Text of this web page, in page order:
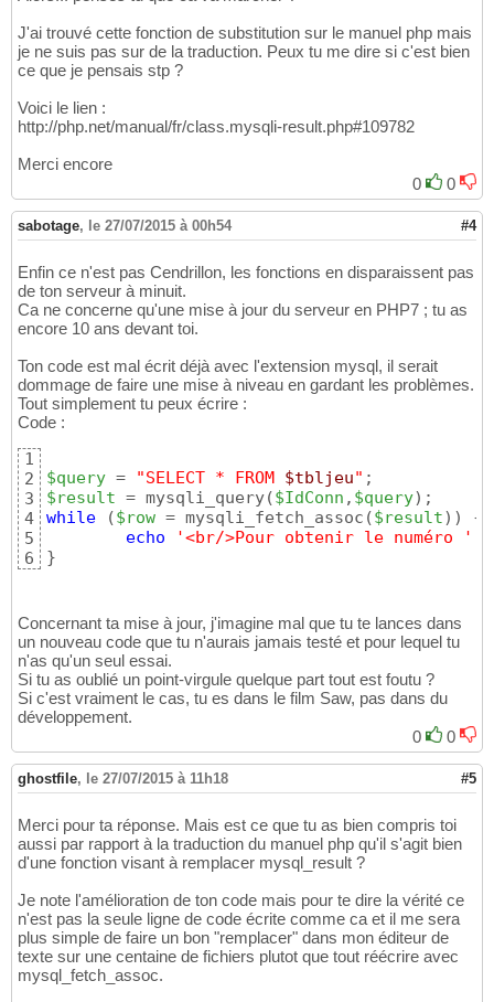
J'ai trouvé cette fonction de substitution sur le manuel php mais
je ne suis pas sur de la traduction. Peux tu me dire si c'est bien
ce que je pensais stp ?
Voici le lien :
http://php.net/manual/fr/class.mysqli-result.php#109782
Merci encore
0
0
sabotage, le 27/07/2015 à 00h54 #4
Enfin ce n'est pas Cendrillon, les fonctions en disparaissent pas
de ton serveur à minuit.
Ca ne concerne qu'une mise à jour du serveur en PHP7 ; tu as
encore 10 ans devant toi.
Ton code est mal écrit déjà avec l'extension mysql, il serait
dommage de faire une mise à niveau en gardant les problèmes.
Tout simplement tu peux écrire :
Code :
1
2
3
4
5
6
$query = "SELECT * FROM $tbljeu"
$result = mysqli_query($IdConn , $query)
while
($row = mysqli_fetch_assoc ($result) )
{
echo
'<br/>Pour obtenir le numéro '
}
Concernant ta mise à jour, j'imagine mal que tu te lances dans
un nouveau code que tu n'aurais jamais testé et pour lequel tu
n'as qu'un seul essai.
Si tu as oublié un point-virgule quelque part tout est foutu ?
Si c'est vraiment le cas, tu es dans le film Saw, pas dans du
développement.
0
0
ghostfile, le 27/07/2015 à 11h18 #5
Merci pour ta réponse. Mais est ce que tu as bien compris toi
aussi par rapport à la traduction du manuel php qu'il s'agit bien
d'une fonction visant à remplacer mysql_result ?
Je note l'amélioration de ton code mais pour te dire la vérité ce
n'est pas la seule ligne de code écrite comme ca et il me sera
plus simple de faire un bon "remplacer" dans mon éditeur de
texte sur une centaine de fichiers plutot que tout réécrire avec
mysql_fetch_assoc.